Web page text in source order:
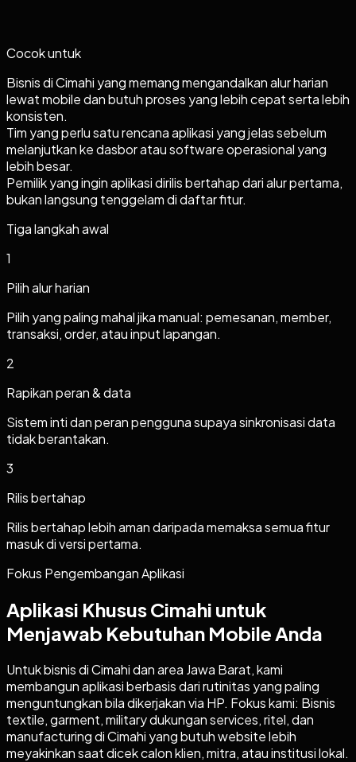
Cocok untuk
Bisnis di Cimahi yang memang mengandalkan alur harian
lewat mobile dan butuh proses yang lebih cepat serta lebih
konsisten.
Tim yang perlu satu rencana aplikasi yang jelas sebelum
melanjutkan ke dasbor atau software operasional yang
lebih besar.
Pemilik yang ingin aplikasi dirilis bertahap dari alur pertama,
bukan langsung tenggelam di daftar fitur.
Tiga langkah awal
1
Pilih alur harian
Pilih yang paling mahal jika manual: pemesanan, member,
transaksi, order, atau input lapangan.
2
Rapikan peran & data
Sistem inti dan peran pengguna supaya sinkronisasi data
tidak berantakan.
3
Rilis bertahap
Rilis bertahap lebih aman daripada memaksa semua fitur
masuk di versi pertama.
Fokus Pengembangan Aplikasi
Aplikasi Khusus Cimahi untuk
Menjawab Kebutuhan Mobile Anda
Untuk bisnis di Cimahi dan area Jawa Barat, kami
membangun aplikasi berbasis dari rutinitas yang paling
menguntungkan bila dikerjakan via HP. Fokus kami: Bisnis
textile, garment, military dukungan services, ritel, dan
manufacturing di Cimahi yang butuh website lebih
meyakinkan saat dicek calon klien, mitra, atau institusi lokal.